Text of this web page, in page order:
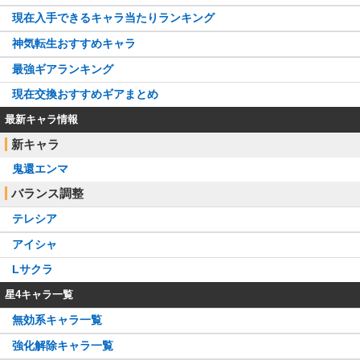
現在入手できるキャラ当たりランキング
神気転生おすすめキャラ
最強ギアランキング
現在交換おすすめギアまとめ
最新キャラ情報
新キャラ
鬼還エンマ
バランス調整
テレシア
アイシャ
Lサクラ
星4キャラ一覧
無効系キャラ一覧
強化解除キャラ一覧